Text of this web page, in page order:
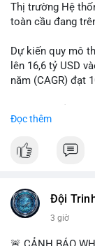
💡 NHẬN ĐỊNH &
coin (PENGU,
SOL). Rủi ro
Thị trường Hệ
toàn cầu đang
Dự kiến quy mô
lên 16,6 tỷ USD
năm (CAGR) đạt
trong các lĩnh
Doanh nghiệp
Đọc thêm
Đội
3 giờ